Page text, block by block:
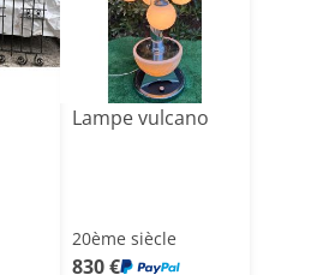
Lampe vulcano
20ème siècle
830 €